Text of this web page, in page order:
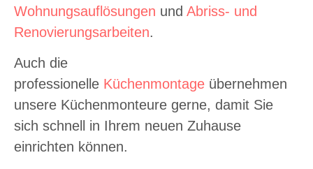
Wohnungsauflösungen und Abriss- und
Renovierungsarbeiten.
Auch die
professionelle Küchenmontage übernehmen
unsere Küchenmonteure gerne, damit Sie
sich schnell in Ihrem neuen Zuhause
einrichten können.